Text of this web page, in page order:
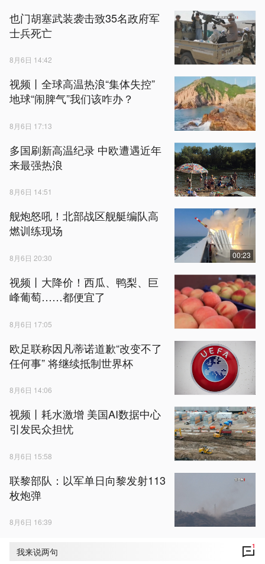
我来说两句 1
也门胡塞武装袭击致35名政府军
士兵死亡
8月6日 14:42
视频丨全球高温热浪“集体失控”
地球“闹脾气”我们该咋办？
8月6日 17:13
多国刷新高温纪录 中欧遭遇近年
来最强热浪
8月6日 14:51
舰炮怒吼！北部战区舰艇编队高
燃训练现场
8月6日 20:30 00:23
视频丨大降价！西瓜、鸭梨、巨
峰葡萄……都便宜了
8月6日 17:05
欧足联称因凡蒂诺道歉“改变不了
任何事” 将继续抵制世界杯
8月6日 14:06
视频丨耗水激增 美国AI数据中心
引发民众担忧
8月6日 15:58
联黎部队：以军单日向黎发射113
枚炮弹
8月6日 16:39